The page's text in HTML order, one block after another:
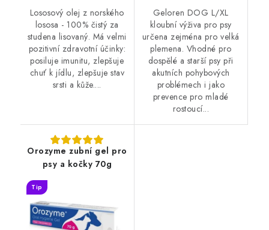
Lososový olej z norského
lososa - 100% čistý za
studena lisovaný. Má velmi
pozitivní zdravotní účinky:
posiluje imunitu, zlepšuje
chuť k jídlu, zlepšuje stav
srsti a kůže....
Geloren DOG L/XL
kloubní výživa pro psy
určena zejména pro velká
plemena. Vhodné pro
dospělé a starší psy při
akutních pohybových
problémech i jako
prevence pro mladé
rostoucí...
Orozyme zubní gel pro
psy a kočky 70g
Tip